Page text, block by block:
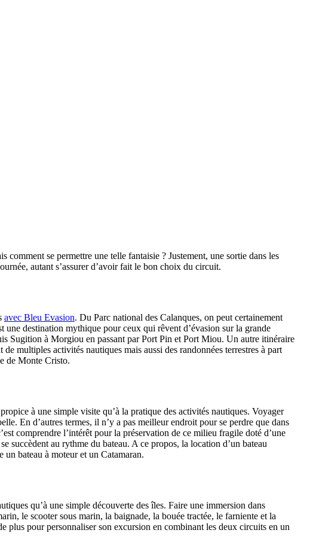
se permettre une telle fantaisie ? Justement, une sortie dans les
autant s’assurer d’avoir fait le bon choix du circuit.
avec Bleu Evasion. Du Parc national des Calanques, on peut certainement
destination mythique pour ceux qui rêvent d’évasion sur la grande
Sugition à Morgiou en passant par Port Pin et Port Miou. Un autre itinéraire
multiples activités nautiques mais aussi des randonnées terrestres à part
de Monte Cristo.
à une simple visite qu’à la pratique des activités nautiques. Voyager
En d’autres termes, il n’y a pas meilleur endroit pour se perdre que dans
comprendre l’intérêt pour la préservation de ce milieu fragile doté d’une
succèdent au rythme du bateau. A ce propos, la location d’un bateau
un bateau à moteur et un Catamaran.
qu’à une simple découverte des îles. Faire une immersion dans
le scooter sous marin, la baignade, la bouée tractée, le farniente et la
plus pour personnaliser son excursion en combinant les deux circuits en un